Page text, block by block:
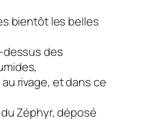
bientôt les belles
dessus des
rivage, et dans ce
du Zéphyr, déposé